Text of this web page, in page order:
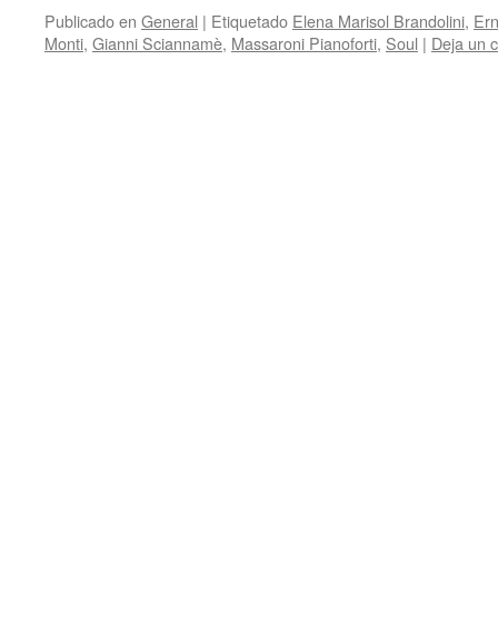
Publicado en General | Etiquetado Elena Marisol Brandolini,
Monti, Gianni Sciannamè, Massaroni Pianoforti, Soul | Deja un